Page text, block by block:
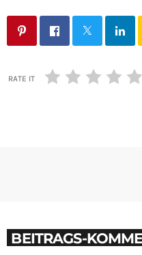
RATE IT
BEITRAGS-